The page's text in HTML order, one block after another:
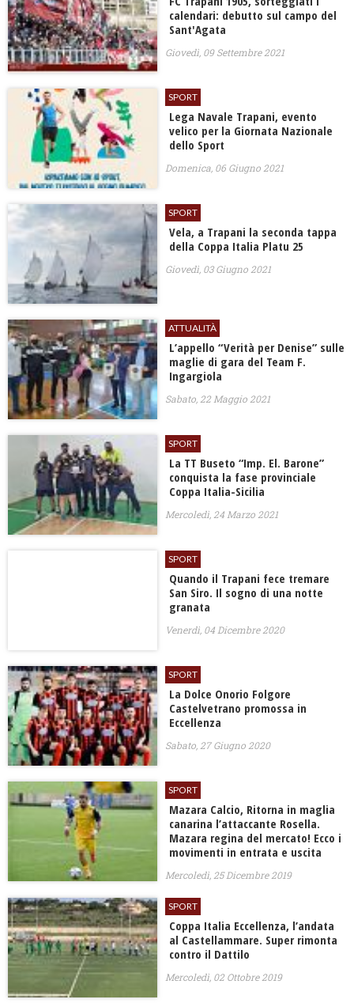
calendari: debutto sul campo del
Sant'Agata
Giovedì, 09 Settembre 2021
SPORT
Lega Navale Trapani, evento
velico per la Giornata Nazionale
dello Sport
Domenica, 06 Giugno 2021
SPORT
Vela, ​a Trapani la seconda tappa
della Coppa Italia Platu 25
Giovedì, 03 Giugno 2021
ATTUALITÀ
L’appello “Verità per Denise” sulle
maglie di gara del Team F.
Ingargiola
Sabato, 22 Maggio 2021
SPORT
La TT Buseto “Imp. El. Barone”
conquista la fase provinciale
Coppa Italia-Sicilia
Mercoledì, 24 Marzo 2021
SPORT
Quando il Trapani fece tremare
San Siro. Il sogno di una notte
granata
Venerdì, 04 Dicembre 2020
SPORT
La Dolce Onorio Folgore
Castelvetrano promossa in
Eccellenza
Sabato, 27 Giugno 2020
SPORT
Mazara Calcio, Ritorna in maglia
canarina l’attaccante Rosella.
Mazara regina del mercato! Ecco i
movimenti in entrata e uscita
Mercoledì, 25 Dicembre 2019
SPORT
Coppa Italia Eccellenza, l’andata
al Castellammare. Super rimonta
contro il Dattilo
Mercoledì, 02 Ottobre 2019